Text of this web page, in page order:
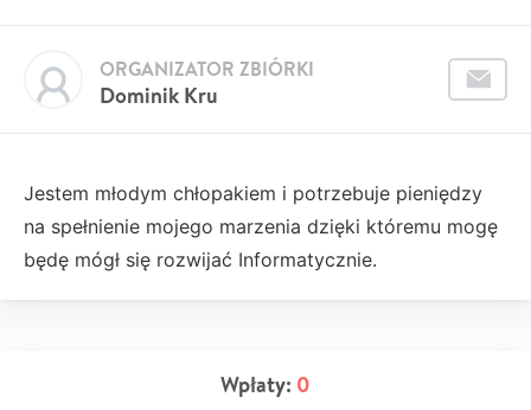
Dominik Kru
ORGANIZATOR ZBIÓRKI
Jestem młodym chłopakiem i potrzebuje pieniędzy
na spełnienie mojego marzenia dzięki któremu mogę
będę mógł się rozwijać Informatycznie.
Wpłaty: 0